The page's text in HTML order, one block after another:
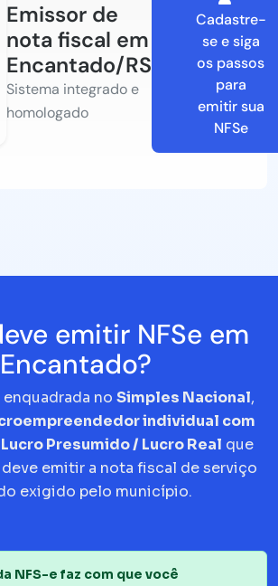
Emissor de
nota fiscal em
Encantado/RS
Sistema integrado e
homologado
Cadastre-
se e siga
os passos
para
emitir sua
NFSe
emitir NFSe em
Encantado?
no Simples Nacional,
individual com
Lucro Presumido / Lucro Real que
emitir a nota fiscal de serviço
exigido pelo município.
NFS-e faz com que você